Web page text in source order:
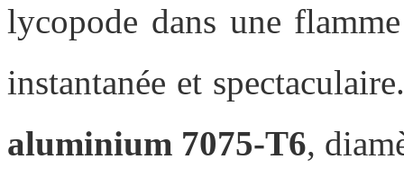
lycopode dans une
instantanée et
aluminium 7075-T6,